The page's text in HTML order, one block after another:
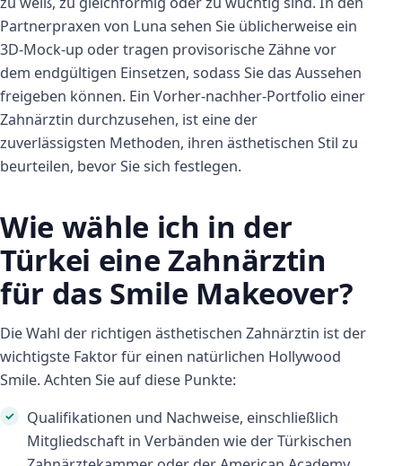
Partnerpraxen von Luna sehen Sie üblicherweise ein
3D-Mock-up oder tragen provisorische Zähne vor
dem endgültigen Einsetzen, sodass Sie das Aussehen
freigeben können. Ein Vorher-nachher-Portfolio einer
Zahnärztin durchzusehen, ist eine der
zuverlässigsten Methoden, ihren ästhetischen Stil zu
beurteilen, bevor Sie sich festlegen.
Wie wähle ich in der
Türkei eine Zahnärztin
für das Smile Makeover?
Die Wahl der richtigen ästhetischen Zahnärztin ist der
wichtigste Faktor für einen natürlichen Hollywood
Smile. Achten Sie auf diese Punkte:
Qualifikationen und Nachweise, einschließlich
Mitgliedschaft in Verbänden wie der Türkischen